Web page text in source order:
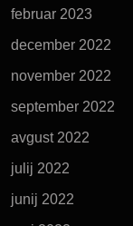
februar 2023
december 2022
november 2022
september 2022
avgust 2022
julij 2022
junij 2022